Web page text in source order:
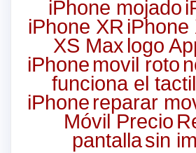
iPhone mojado
iPhone XR iPhone
XS Max logo
iPhone movil roto
funciona el tactil
iPhone reparar
Móvil Precio
pantallasin